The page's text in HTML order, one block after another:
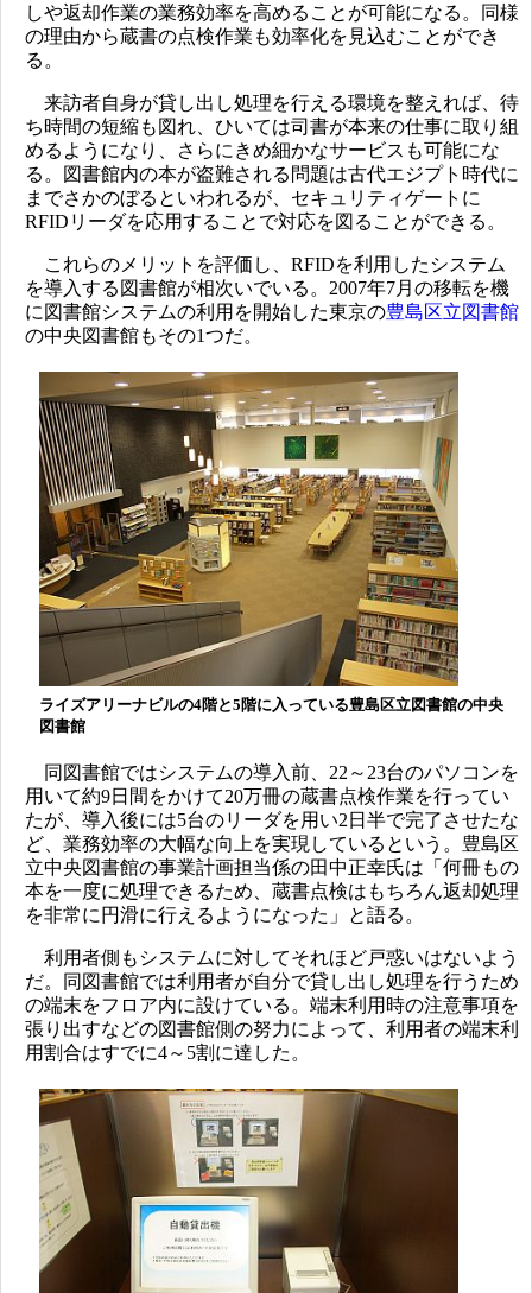
しや返却作業の業務効率を高めることが可能になる。同様
の理由から蔵書の点検作業も効率化を見込むことができ
る。
来訪者自身が貸し出し処理を行える環境を整えれば、待
ち時間の短縮も図れ、ひいては司書が本来の仕事に取り組
めるようになり、さらにきめ細かなサービスも可能にな
る。図書館内の本が盗難される問題は古代エジプト時代に
までさかのぼるといわれるが、セキュリティゲートに
RFIDリーダを応用することで対応を図ることができる。
これらのメリットを評価し、RFIDを利用したシステム
を導入する図書館が相次いでいる。2007年7月の移転を機
に図書館システムの利用を開始した東京の豊島区立図書館
の中央図書館もその1つだ。
ライズアリーナビルの4階と5階に入っている豊島区立図書館の中央
図書館
同図書館ではシステムの導入前、22～23台のパソコンを
用いて約9日間をかけて20万冊の蔵書点検作業を行ってい
たが、導入後には5台のリーダを用い2日半で完了させたな
ど、業務効率の大幅な向上を実現しているという。豊島区
立中央図書館の事業計画担当係の田中正幸氏は「何冊もの
本を一度に処理できるため、蔵書点検はもちろん返却処理
を非常に円滑に行えるようになった」と語る。
利用者側もシステムに対してそれほど戸惑いはないよう
だ。同図書館では利用者が自分で貸し出し処理を行うため
の端末をフロア内に設けている。端末利用時の注意事項を
張り出すなどの図書館側の努力によって、利用者の端末利
用割合はすでに4～5割に達した。